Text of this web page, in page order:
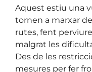
Aquest estiu una
tornen a marxar
rutes, fent
malgrat les
Des de les
mesures per fer